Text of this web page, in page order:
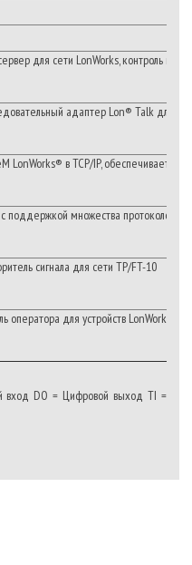
для сети LonWorks, контроль и
адаптер Lon® Talk для
LonWorks® в TCP/IP, обеспечивает
поддержкой множества протоколов,
сигнала для сети TP/FT-10
оператора для устройств LonWorks® ,
вход DO = Цифровой выход TI =